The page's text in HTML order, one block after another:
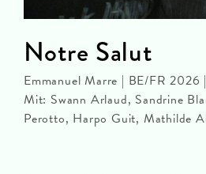
Notre Salut
Emmanuel Marre | BE/FR 2026
Mit: Swann Arlaud, Sandrine
Perotto, Harpo Guit, Mathilde